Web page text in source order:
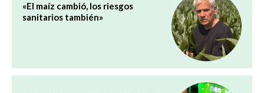
«El maíz cambió, los riesgos
sanitarios también»